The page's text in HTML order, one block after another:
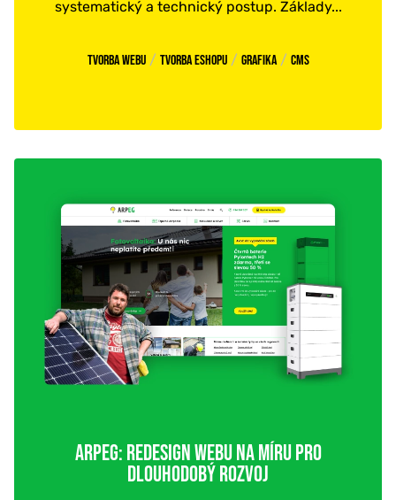
systematický a technický postup. Základy...
Tvorba webu / Tvorba eshopu / Grafika / CMS
ARPEG: REDESIGN WEBU NA MÍRU PRO
DLOUHODOBÝ ROZVOJ